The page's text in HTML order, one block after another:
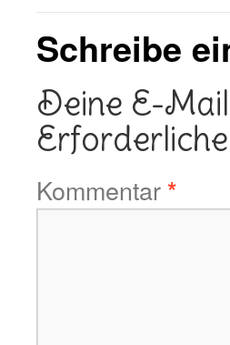
Schreibe
Deine E-
Kommentar*